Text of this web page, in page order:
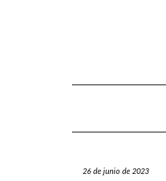
26 de junio de 2023